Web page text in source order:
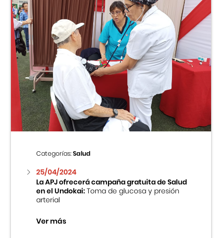
Categorías:Salud
25/04/2024
La APJ ofrecerá campaña gratuita de Salud
en el Undokai:Toma de glucosa y presión
arterial
Ver más